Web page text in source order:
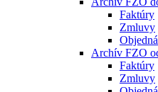
Faktúry
Zmluvy
Archív FZO
Faktúry
Zmluvy